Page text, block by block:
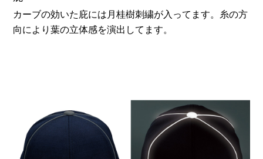
カーブの効いた庇には月桂樹刺繍が入ってます。糸の方
向により葉の立体感を演出してます。